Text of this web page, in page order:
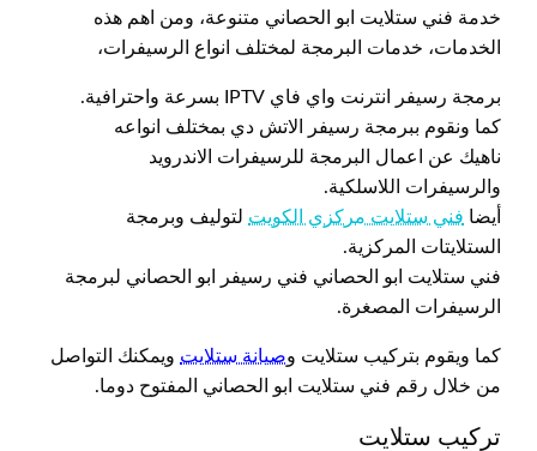
خدمة فني ستلايت ابو الحصاني متنوعة، ومن اهم هذه
الخدمات، خدمات البرمجة لمختلف انواع الرسيفرات،
برمجة رسيفر انترنت واي فاي IPTV بسرعة واحترافية.
كما ونقوم ببرمجة رسيفر الاتش دي بمختلف انواعه
ناهيك عن اعمال البرمجة للرسيفرات الاندرويد
والرسيفرات اللاسلكية.
أيضا فني ستلايت مركزي الكويت لتوليف وبرمجة
الستلايتات المركزية.
فني ستلايت ابو الحصاني فني رسيفر ابو الحصاني لبرمجة
الرسيفرات المصغرة.
كما ويقوم بتركيب ستلايت وصيانة ستلايت ويمكنك التواصل
من خلال رقم فني ستلايت ابو الحصاني المفتوح دوما.
تركيب ستلايت